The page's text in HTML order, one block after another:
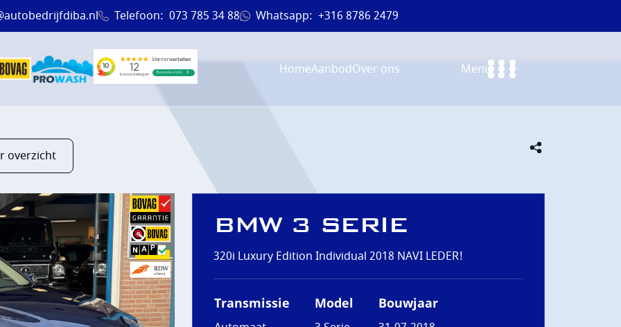
Telefoon: 073 785 34 88 Whatsapp: +316 8786 2479
HomeAanbodOver ons Menu
overzicht
BMW 3 SERIE
320i Luxury Edition Individual 2018 NAVI LEDER!
Transmissie
Model
Bouwjaar